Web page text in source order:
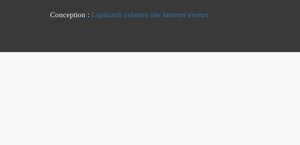
Conception : Lapilazuli création site internet evreux